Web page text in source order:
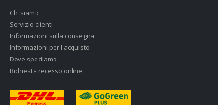
Chi siamo
Servizio clienti
Informazioni sulla consegna
Informazioni per l'acquisto
Dove spediamo
Richiesta recesso online